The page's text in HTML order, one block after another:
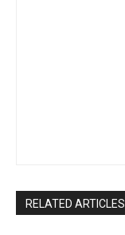
RELATED ARTICLES